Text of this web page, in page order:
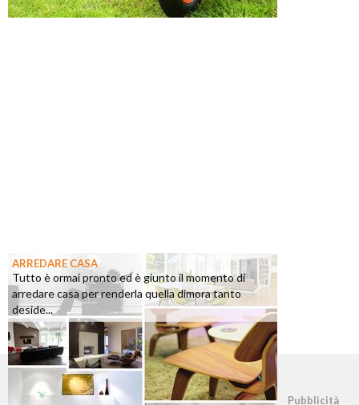
ARREDARE CASA
Tutto è ormai pronto ed è giunto il momento di
arredare casa per renderla quella dimora tanto
deside...
©2026 - casapratica.org - p.iva 03338800984 Pubblicità